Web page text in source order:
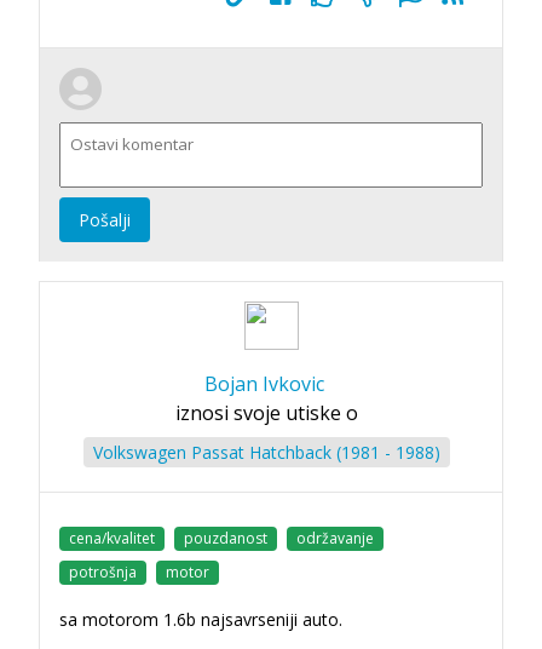
Pošalji
Bojan Ivkovic
iznosi svoje utiske o
Volkswagen Passat Hatchback (1981 - 1988)
cena/kvalitet pouzdanost
održavanje
potrošnja
motor
sa motorom 1.6b najsavrseniji auto.